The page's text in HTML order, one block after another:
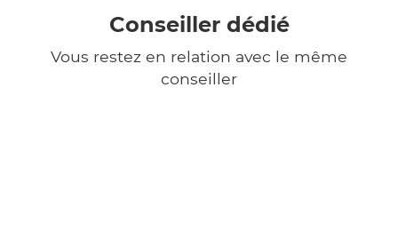
Conseiller dédié
Vous restez en relation avec le même
conseiller